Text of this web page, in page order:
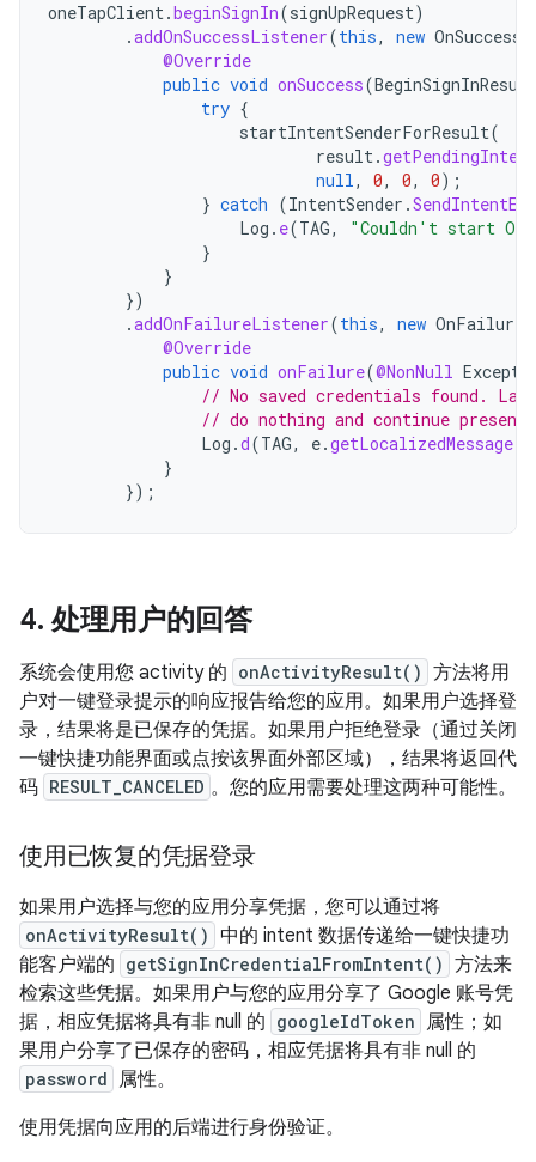
oneTapClient.beginSignIn(signUpRequest)
.addOnSuccessListener(this, new
@Override
public void onSuccess(BeginSignInResult
try {
startIntentSenderForResult(
result.getPendingIntent
null, 0, 0, 0);
} catch (IntentSender .
Log . e(TAG,
"Couldn't start
}
}
})
.addOnFailureListener(this, new
@Override
public void onFailure(@NonNull
// No saved credentials found.
// do nothing and continue
Log .d(TAG, e.getLocalizedMessage
}
});
4. 处理用户的回答
系统会使用您 activity 的 onActivityResult() 方法将用
户对一键登录提示的响应报告给您的应用。如果用户选择登
录，结果将是已保存的凭据。如果用户拒绝登录（通过关闭
一键快捷功能界面或点按该界面外部区域），结果将返回代
码 RESULT_CANCELED 。您的应用需要处理这两种可能性。
使用已恢复的凭据登录
如果用户选择与您的应用分享凭据，您可以通过将
onActivityResult() 中的 intent 数据传递给一键快捷功
能客户端的 getSignInCredentialFromIntent() 方法来
检索这些凭据。如果用户与您的应用分享了 Google 账号凭
据，相应凭据将具有非 null 的 googleIdToken 属性；如
果用户分享了已保存的密码，相应凭据将具有非 null 的
password 属性。
使用凭据向应用的后端进行身份验证。